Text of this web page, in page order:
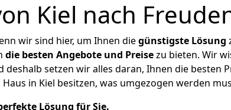
Kiel nach
wir sind hier, um Ihnen diegünstigste Lösung
die besten Angebote und Preisezu bieten. Wir
setzen wir alles daran, Ihnen die besten
in Kiel besitzen, was umgezogen werden
Lösung für Sie.